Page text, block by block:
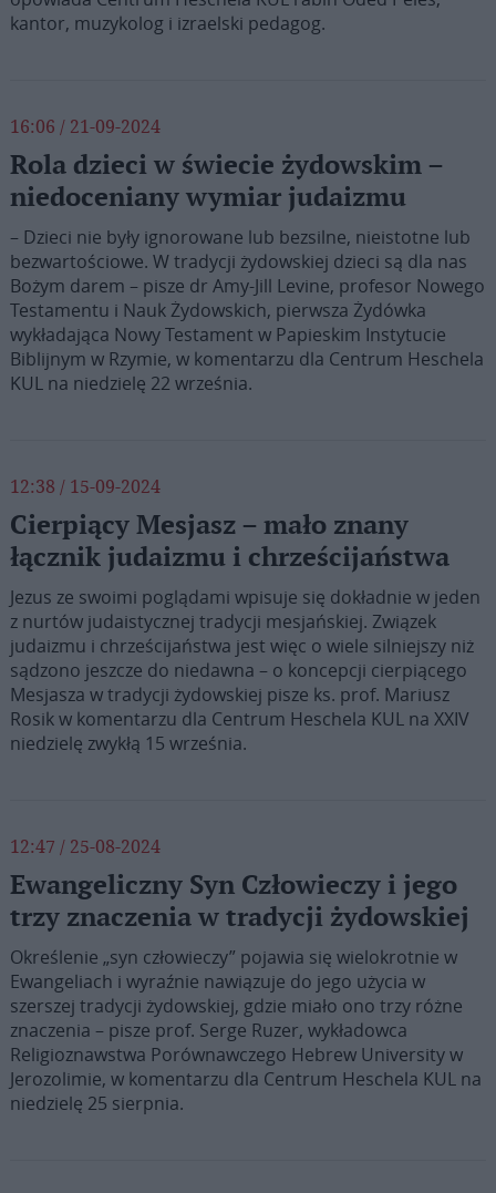
kantor, muzykolog i izraelski pedagog.
16:06 / 21-09-2024
Rola dzieci w świecie żydowskim –
niedoceniany wymiar judaizmu
– Dzieci nie były ignorowane lub bezsilne, nieistotne lub
bezwartościowe. W tradycji żydowskiej dzieci są dla nas
Bożym darem – pisze dr Amy-Jill Levine, profesor Nowego
Testamentu i Nauk Żydowskich, pierwsza Żydówka
wykładająca Nowy Testament w Papieskim Instytucie
Biblijnym w Rzymie, w komentarzu dla Centrum Heschela
KUL na niedzielę 22 września.
12:38 / 15-09-2024
Cierpiący Mesjasz – mało znany
łącznik judaizmu i chrześcijaństwa
Jezus ze swoimi poglądami wpisuje się dokładnie w jeden
z nurtów judaistycznej tradycji mesjańskiej. Związek
judaizmu i chrześcijaństwa jest więc o wiele silniejszy niż
sądzono jeszcze do niedawna – o koncepcji cierpiącego
Mesjasza w tradycji żydowskiej pisze ks. prof. Mariusz
Rosik w komentarzu dla Centrum Heschela KUL na XXIV
niedzielę zwykłą 15 września.
12:47 / 25-08-2024
Ewangeliczny Syn Człowieczy i jego
trzy znaczenia w tradycji żydowskiej
Określenie „syn człowieczy” pojawia się wielokrotnie w
Ewangeliach i wyraźnie nawiązuje do jego użycia w
szerszej tradycji żydowskiej, gdzie miało ono trzy różne
znaczenia – pisze prof. Serge Ruzer, wykładowca
Religioznawstwa Porównawczego Hebrew University w
Jerozolimie, w komentarzu dla Centrum Heschela KUL na
niedzielę 25 sierpnia.